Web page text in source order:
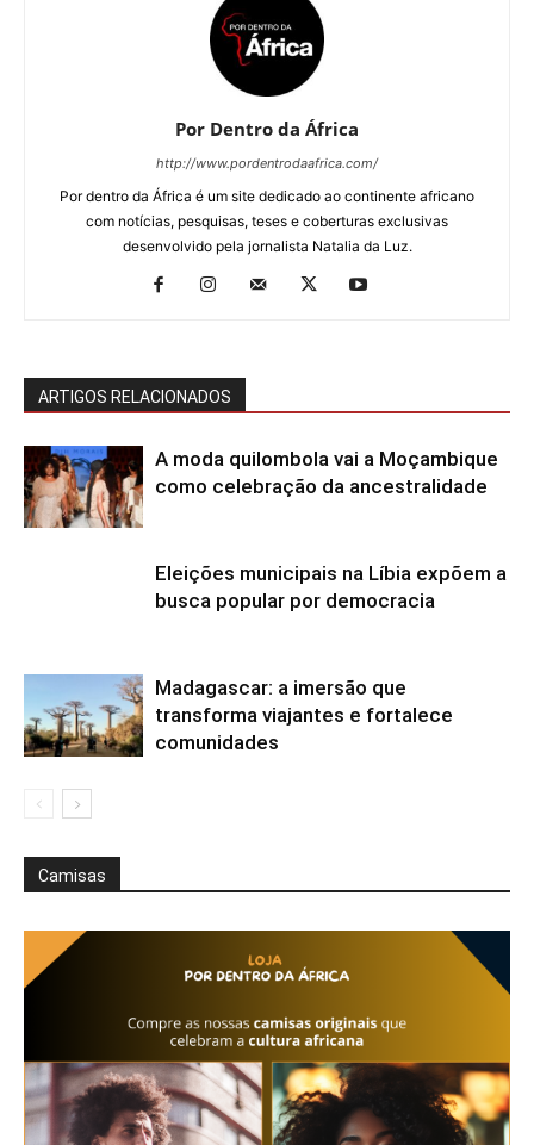
Por Dentro da África
http://www.pordentrodaafrica.com/
Por dentro da África é um site dedicado ao continente africano
com notícias, pesquisas, teses e coberturas exclusivas
desenvolvido pela jornalista Natalia da Luz.
ARTIGOS RELACIONADOS
A moda quilombola vai a Moçambique
como celebração da ancestralidade
Eleições municipais na Líbia expõem a
busca popular por democracia
Madagascar: a imersão que
transforma viajantes e fortalece
comunidades
Camisas